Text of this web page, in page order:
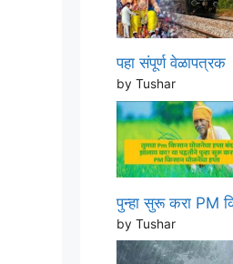
पहा संपूर्ण वेळापत्रक
by Tushar
पुन्हा सुरू करा PM
by Tushar